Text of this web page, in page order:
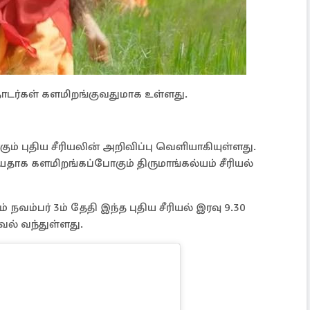
களமிறங்குவதுமாக உள்ளது.
சீரியலின் அறிவிப்பு வெளியாகியுள்ளது.
களமிறங்கப்போகும் திருமாங்கல்யம் சீரியல்
3ம் தேதி இந்த புதிய சீரியல் இரவு 9.30
வந்துள்ளது.